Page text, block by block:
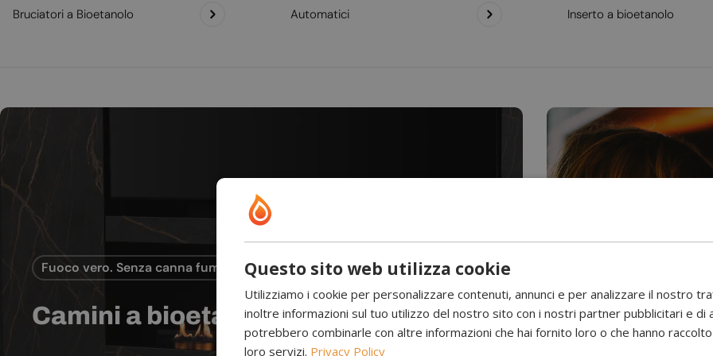
Bruciatori a Bioetanolo Automatici Inserto a bioetanolo
Fuoco vero. Senza canna fumaria.
Camini a bioetanolo Camini a
Questo sito web utilizza cookie
Utilizziamo i cookie per personalizzare contenuti, annunci e per analizzare il nostro
inoltre informazioni sul tuo utilizzo del nostro sito con i nostri partner pubblicitari e di
potrebbero combinarle con altre informazioni che hai fornito loro o che hanno
loro servizi. Privacy Policy